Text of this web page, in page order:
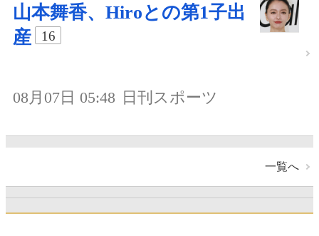
山本舞香、Hiroとの第1子出
産
16
08月07日 05:48 日刊スポーツ
一覧へ